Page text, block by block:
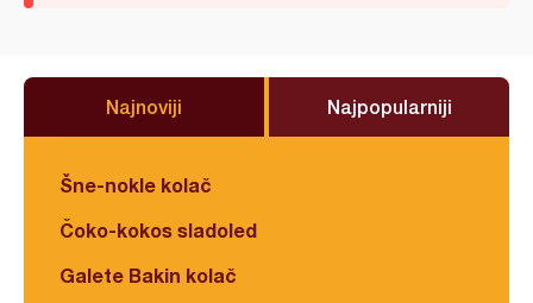
Najnoviji Najpopularniji
Šne-nokle kolač
Čoko-kokos sladoled
Galete Bakin kolač